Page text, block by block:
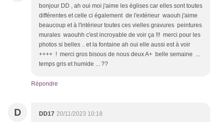
bonjour DD , ah oui moi j'aime les églises car elles sont toutes
différentes et celle ci également de l'extérieur waouh j'aime
beaucoup et à l'intérieur toutes ces vielles gravures peintures
murales waouhh c'est incroyable de voir ça !!! merci pour les
photos si belles .. et la fontaine ah oui elle aussi est à voir
++++ ! merci gros bisous de nous deux A+ belle semaine ...
temps gris et humide ... ??
Répondre
D DD17 20/11/2023 10:18